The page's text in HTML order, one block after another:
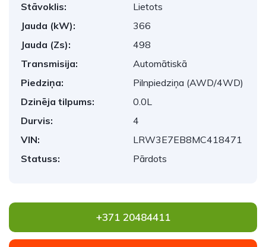
Stāvoklis:
Lietots
Jauda (kW):
366
Jauda (Zs):
498
Transmisija:
Automātiskā
Piedziņa:
Pilnpiedziņa (AWD/4WD)
Dzinēja tilpums:
0.0L
Durvis:
4
VIN:
LRW3E7EB8MC418471
Statuss:
Pārdots
+371 20484411